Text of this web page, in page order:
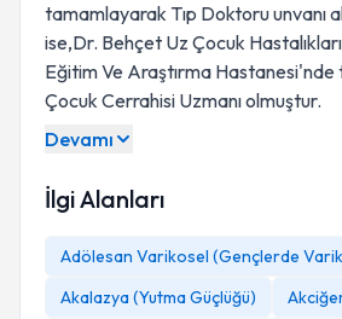
tamamlayarak Tıp Doktoru unvanı
ise,Dr. Behçet Uz Çocuk
Eğitim Ve Araştırma
Çocuk Cerrahisi Uzmanı olmuştur.
Devamı
İlgi Alanları
Adölesan Varikosel (Gençlerde
Akalazya (Yutma Güçlüğü)